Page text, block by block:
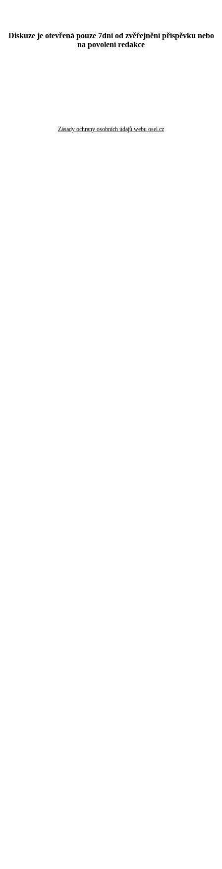
Diskuze je otevřená pouze 7dní od zvěřejnění příspěvku nebo
na povolení redakce
Zásady ochrany osobních údajů webu osel.cz